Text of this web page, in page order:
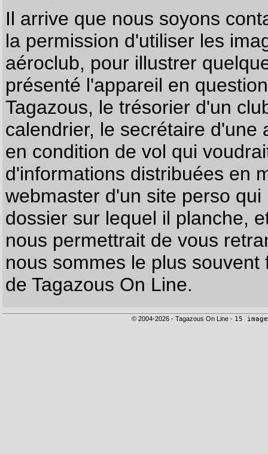
Il arrive que nous soyons
la permission d'utiliser les
aéroclub, pour illustrer
présenté l'appareil en
Tagazous, le trésorier d'un
calendrier, le secrétaire
en condition de vol qui
d'informations distribuées en
webmaster d'un site perso
dossier sur lequel il planche,
nous permettrait de vous
nous sommes le plus
de Tagazous On Line.
© 2004-2026 - Tagazous On Line - 15